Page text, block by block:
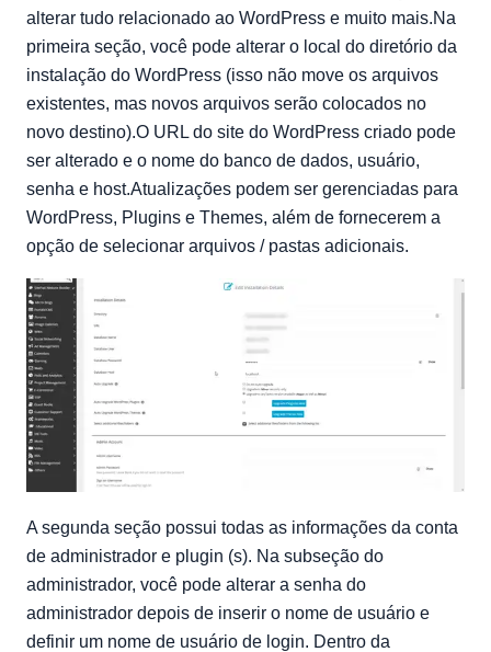
alterar tudo relacionado ao WordPress e muito mais.Na
primeira seção, você pode alterar o local do diretório da
instalação do WordPress (isso não move os arquivos
existentes, mas novos arquivos serão colocados no
novo destino).O URL do site do WordPress criado pode
ser alterado e o nome do banco de dados, usuário,
senha e host.Atualizações podem ser gerenciadas para
WordPress, Plugins e Themes, além de fornecerem a
opção de selecionar arquivos / pastas adicionais.
A segunda seção possui todas as informações da conta
de administrador e plugin (s). Na subseção do
administrador, você pode alterar a senha do
administrador depois de inserir o nome de usuário e
definir um nome de usuário de login. Dentro da